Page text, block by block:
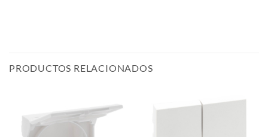
PRODUCTOS RELACIONADOS